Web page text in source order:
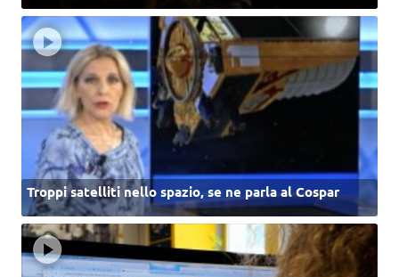
Troppi satelliti nello spazio, se ne parla al Cospar